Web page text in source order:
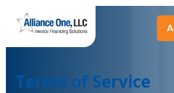
Terms of Service